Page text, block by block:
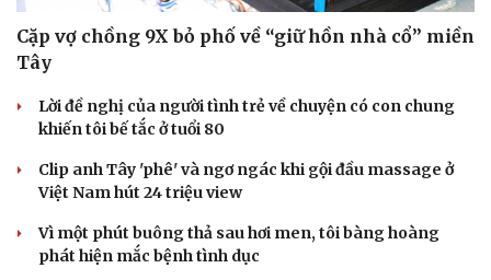
Tư vấn
Săn Tour
check-in
Câu chuyện thời sự
Cửa sổ tình yêu
Cặp vợ chồng 9X bỏ phố về “giữ hồn nhà cổ” miền
Tây
Lời đề nghị của người tình trẻ về chuyện có con chung
khiến tôi bế tắc ở tuổi 80
Clip anh Tây 'phê' và ngơ ngác khi gội đầu massage ở
Việt Nam hút 24 triệu view
Vì một phút buông thả sau hơi men, tôi bàng hoàng
phát hiện mắc bệnh tình dục